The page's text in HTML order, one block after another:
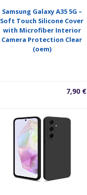
Samsung Galaxy A35 5G –
Soft Touch Silicone Cover
with Microfiber Interior
Camera Protection Clear
(oem)
7,90 €